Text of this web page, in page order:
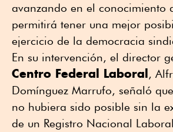
avanzando en el conocimiento
permitirá tener una mejor
ejercicio de la democracia
En su intervención, el director
Centro Federal Laboral,
Domínguez Marrufo, señaló
no hubiera sido posible sin la
de un Registro Nacional